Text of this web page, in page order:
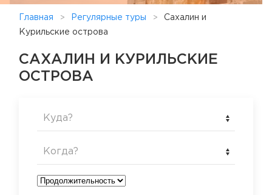
Главная Регулярные туры
Сахалин и
Курильские острова
САХАЛИН И КУРИЛЬСКИЕ
ОСТРОВА
Куда?
Когда?